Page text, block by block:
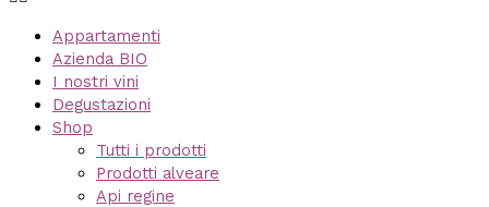
Appartamenti
Azienda BIO
I nostri vini
Degustazioni
Shop
Tutti i prodotti
Prodotti alveare
Api regine